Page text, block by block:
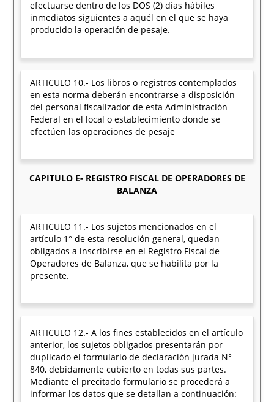
efectuarse dentro de los DOS (2) días hábiles
inmediatos siguientes a aquél en el que se haya
producido la operación de pesaje.
ARTICULO 10.- Los libros o registros contemplados
en esta norma deberán encontrarse a disposición
del personal fiscalizador de esta Administración
Federal en el local o establecimiento donde se
efectúen las operaciones de pesaje
CAPITULO E- REGISTRO FISCAL DE OPERADORES DE
BALANZA
ARTICULO 11.- Los sujetos mencionados en el
artículo 1° de esta resolución general, quedan
obligados a inscribirse en el Registro Fiscal de
Operadores de Balanza, que se habilita por la
presente.
ARTICULO 12.- A los fines establecidos en el artículo
anterior, los sujetos obligados presentarán por
duplicado el formulario de declaración jurada N°
840, debidamente cubierto en todas sus partes.
Mediante el precitado formulario se procederá a
informar los datos que se detallan a continuación: